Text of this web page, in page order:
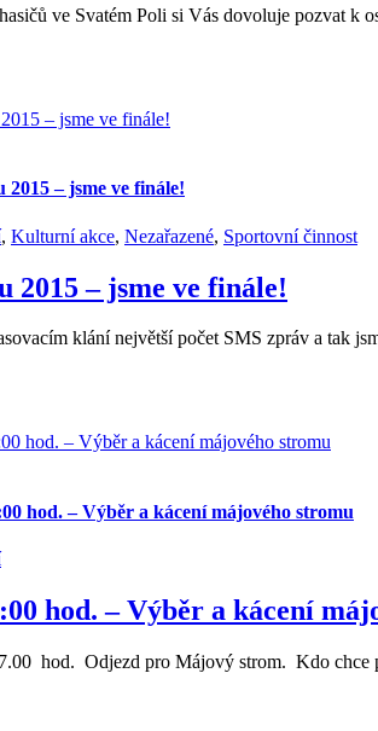
ve Svatém Poli si Vás dovoluje pozvat k
– jsme ve finále!
– jsme ve finále!
, Kulturní akce, Nezařazené, Sportovní činnost
2015 – jsme ve finále!
klání největší počet SMS zpráv a tak
hod. – Výběr a kácení májového stromu
hod. – Výběr a kácení májového stromu
hod. – Výběr a kácení
hod. Odjezd pro Májový strom. Kdo chce